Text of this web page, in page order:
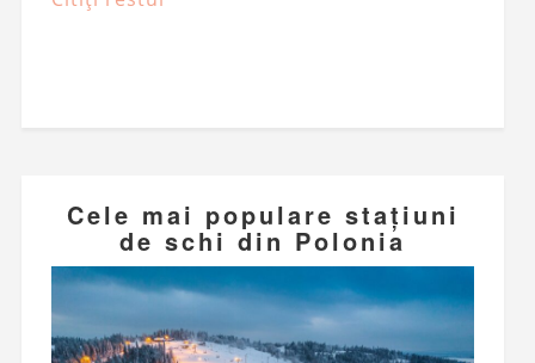
Cele mai populare stațiuni
de schi din Polonia